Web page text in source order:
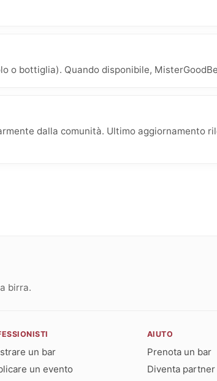
o bottiglia). Quando disponibile,
dalla comunità. Ultimo aggiornamento
birra.
un bar
un evento
AIUTO
Prenota un bar
Diventa partner